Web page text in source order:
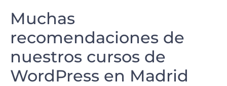
Muchas
recomendaciones de
nuestros cursos de
WordPress en Madrid